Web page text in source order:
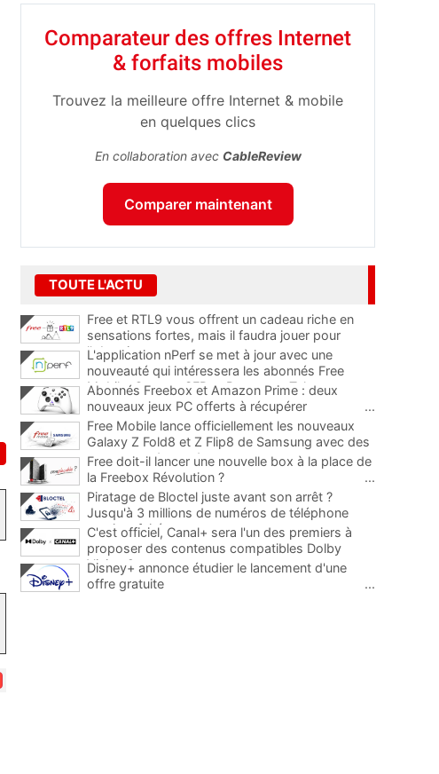
Comparateur des offres Internet
& forfaits mobiles
Trouvez la meilleure offre Internet & mobile
en quelques clics
En collaboration avec CableReview
Comparer maintenant
TOUTE L'ACTU
Free et RTL9 vous offrent un cadeau riche en
sensations fortes, mais il faudra jouer pour
l'obtenir
L'application nPerf se met à jour avec une
nouveauté qui intéressera les abonnés Free
Mobile, Orange, SFR et Bouygues Telecom
Abonnés Freebox et Amazon Prime : deux
nouveaux jeux PC offerts à récupérer
...
Free Mobile lance officiellement les nouveaux
Galaxy Z Fold8 et Z Flip8 de Samsung avec des
promos et des cadeaux
...
Free doit-il lancer une nouvelle box à la place de
la Freebox Révolution ?
...
Piratage de Bloctel juste avant son arrêt ?
Jusqu'à 3 millions de numéros de téléphone
auraient fuité
C'est officiel, Canal+ sera l'un des premiers à
proposer des contenus compatibles Dolby
Vision 2
Disney+ annonce étudier le lancement d'une
offre gratuite
...